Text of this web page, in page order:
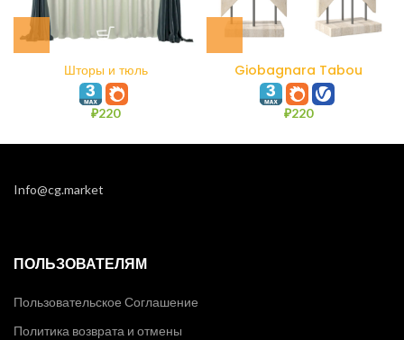
Шторы и тюль
₽220
Giobagnara Tabou
Sculpture #2
₽220
Info@cg.market
ПОЛЬЗОВАТЕЛЯМ
Пользовательское Соглашение
Политика возврата и отмены